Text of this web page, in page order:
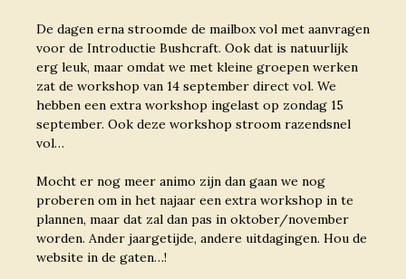
De dagen erna stroomde de mailbox vol met aanvragen
voor de Introductie Bushcraft. Ook dat is natuurlijk
erg leuk, maar omdat we met kleine groepen werken
zat de workshop van 14 september direct vol. We
hebben een extra workshop ingelast op zondag 15
september. Ook deze workshop stroom razendsnel
vol…
Mocht er nog meer animo zijn dan gaan we nog
proberen om in het najaar een extra workshop in te
plannen, maar dat zal dan pas in oktober/november
worden. Ander jaargetijde, andere uitdagingen. Hou de
website in de gaten…!